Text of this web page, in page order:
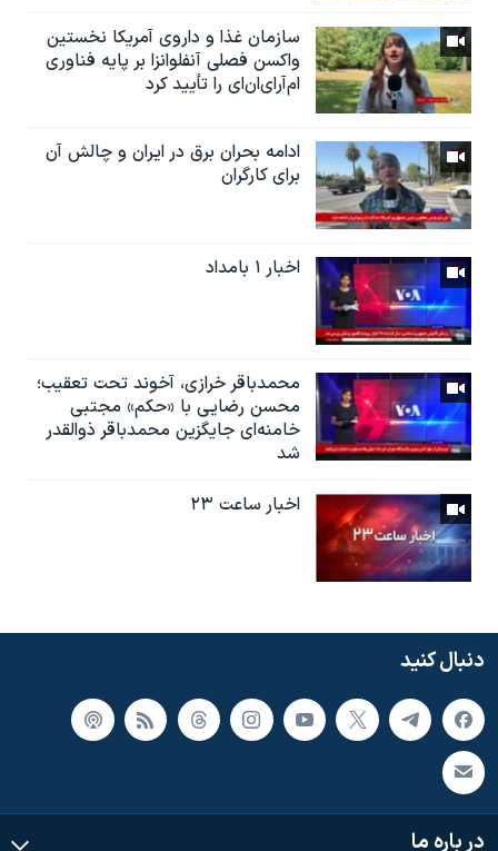
سازمان غذا و داروی آمریکا نخستین
واکسن فصلی آنفلوانزا بر پایه فناوری
ام‌آر‌ای‌ان‌ای را تأیید کرد
ادامه بحران برق در ایران و چالش آن
برای کارگران
اخبار ۱ بامداد
محمدباقر خرازی، آخوند تحت تعقیب؛
محسن رضایی با «حکم» مجتبی
خامنه‌ای جایگزین محمدباقر ذوالقدر
شد
اخبار ساعت ۲۳
دنبال کنید
در باره ما